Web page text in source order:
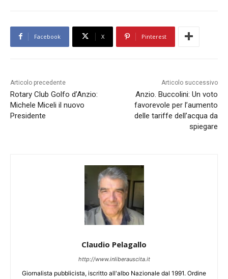
Facebook X Pinterest
Articolo precedente
Rotary Club Golfo d’Anzio:
Michele Miceli il nuovo
Presidente
Articolo successivo
Anzio. Buccolini: Un voto
favorevole per l’aumento
delle tariffe dell’acqua da
spiegare
Claudio Pelagallo
http://www.inliberauscita.it
Giornalista pubblicista, iscritto all'albo Nazionale dal 1991. Ordine